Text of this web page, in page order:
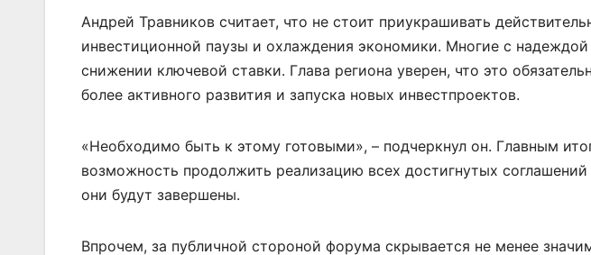
Андрей Травников считает, что не стоит приукрашивать
инвестиционной паузы и охлаждения экономики. Многие с
снижении ключевой ставки. Глава региона уверен, что это
более активного развития и запуска новых инвестпроектов.
«Необходимо быть к этому готовыми», – подчеркнул он. Главным
возможность продолжить реализацию всех достигнутых
они будут завершены.
Впрочем, за публичной стороной форума скрывается не менее